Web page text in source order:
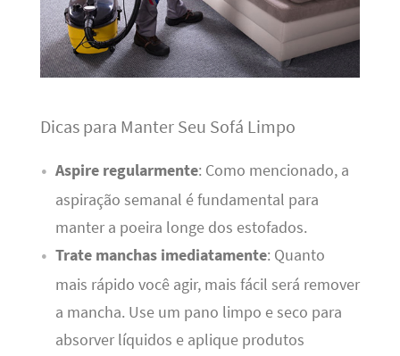
Dicas para Manter Seu Sofá Limpo
Aspire regularmente: Como mencionado, a
aspiração semanal é fundamental para
manter a poeira longe dos estofados.
Trate manchas imediatamente: Quanto
mais rápido você agir, mais fácil será remover
a mancha. Use um pano limpo e seco para
absorver líquidos e aplique produtos